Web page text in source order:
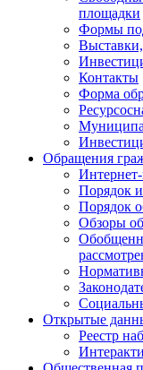
площадки
Формы
Контакты
Форма
Обращения
Порядок
Порядок
Обзоры
Открытые
Реестр